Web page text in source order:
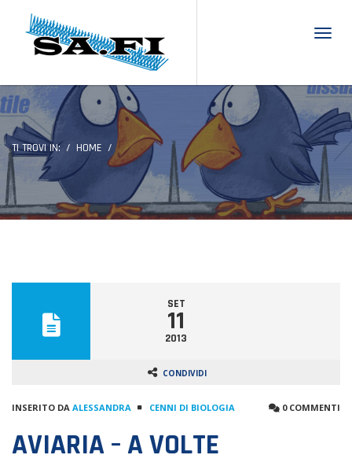
TI TROVI IN: HOME
SET
11
2013
CONDIVIDI
INSERITO DA ALESSANDRA CENNI DI BIOLOGIA 0 COMMENTI
AVIARIA – A VOLTE